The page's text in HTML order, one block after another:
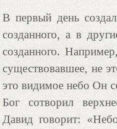
В первый день
созданного, а в
созданного.
существовавшее, не
это видимое небо Он
Бог сотворил
Давид говорит: